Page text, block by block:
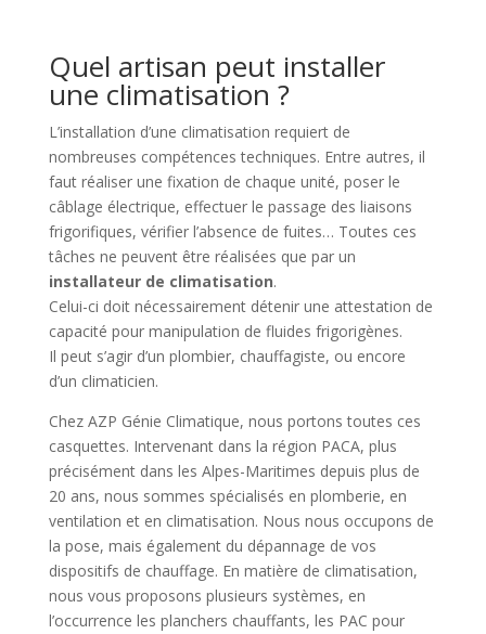
Quel artisan peut installer
une climatisation ?
L’installation d’une climatisation requiert de
nombreuses compétences techniques. Entre autres, il
faut réaliser une fixation de chaque unité, poser le
câblage électrique, effectuer le passage des liaisons
frigorifiques, vérifier l’absence de fuites… Toutes ces
tâches ne peuvent être réalisées que par un
installateur de climatisation.
Celui-ci doit nécessairement détenir une attestation de
capacité pour manipulation de fluides frigorigènes.
Il peut s’agir d’un plombier, chauffagiste, ou encore
d’un climaticien.
Chez AZP Génie Climatique, nous portons toutes ces
casquettes. Intervenant dans la région PACA, plus
précisément dans les Alpes-Maritimes depuis plus de
20 ans, nous sommes spécialisés en plomberie, en
ventilation et en climatisation. Nous nous occupons de
la pose, mais également du dépannage de vos
dispositifs de chauffage. En matière de climatisation,
nous vous proposons plusieurs systèmes, en
l’occurrence les planchers chauffants, les PAC pour